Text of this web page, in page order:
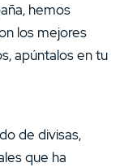
hemos
los mejores
apúntalos en tu
de divisas,
que ha